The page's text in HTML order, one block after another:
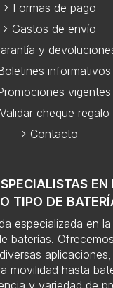
TIPO DE
especializada en
baterías.
movilidad hasta
Formas de pago
Gastos de envío
y
informativos
vigentes
Validar cheque regalo
Contacto